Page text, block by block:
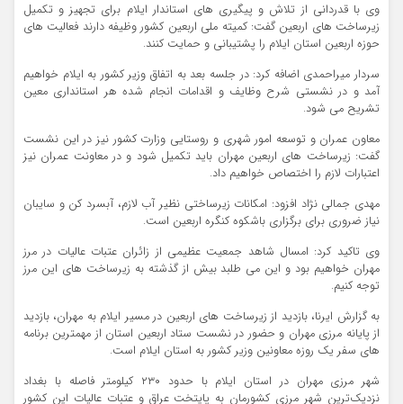
وی با قدردانی از تلاش و پیگیری های استاندار ایلام برای تجهیز و تکمیل
زیرساخت های اربعین گفت: کمیته ملی اربعین کشور وظیفه دارند فعالیت های
حوزه اربعین استان ایلام را پشتیبانی و حمایت کنند.
سردار میراحمدی اضافه کرد: در جلسه بعد به اتفاق وزیر کشور به ایلام خواهیم
آمد و در نشستی شرح وظایف و اقدامات انجام شده هر استانداری معین
تشریح می شود.
معاون عمران و توسعه امور شهری و روستایی وزارت کشور نیز در این نشست
گفت: زیرساخت های اربعین مهران باید تکمیل شود و در معاونت عمران نیز
اعتبارات لازم را اختصاص خواهیم داد.
مهدی جمالی نژاد افزود: امکانات زیرساختی نظیر آب لازم، آبسرد کن و سایبان
نیاز ضروری برای برگزاری باشکوه کنگره اربعین است.
وی تاکید کرد: امسال شاهد جمعیت عظیمی از زائران عتبات عالیات در مرز
مهران خواهیم بود و این می طلبد بیش از گذشته به زیرساخت های این مرز
توجه کنیم.
به گزارش ایرنا، بازدید از زیرساخت های اربعین در مسیر ایلام به مهران، بازدید
از پایانه مرزی مهران و حضور در نشست ستاد اربعین استان از مهمترین برنامه
های سفر یک روزه معاونین وزیر کشور به استان ایلام است.
شهر مرزی مهران در استان ایلام با حدود ۲۳۰ کیلومتر فاصله با بغداد
نزدیک‌ترین شهر مرزی کشورمان به پایتخت عراق و عتبات عالیات این کشور